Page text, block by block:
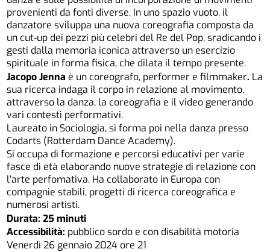
provenienti da fonti diverse. In uno spazio vuoto, il
danzatore sviluppa una nuova coreografia composta da
un cut-up dei pezzi più celebri del Re del Pop, sradicando i
gesti dalla memoria iconica attraverso un esercizio
spirituale in forma fisica, che dilata il tempo presente.
Jacopo Jenna è un coreografo, performer e filmmaker. La
sua ricerca indaga il corpo in relazione al movimento,
attraverso la danza, la coreografia e il video generando
vari contesti performativi.
Laureato in Sociologia, si forma poi nella danza presso
Codarts (Rotterdam Dance Academy).
Si occupa di formazione e percorsi educativi per varie
fasce di età elaborando nuove strategie di relazione con
l’arte perfomativa. Ha collaborato in Europa con
compagnie stabili, progetti di ricerca coreografica e
numerosi artisti.
Durata: 25 minuti
Accessibilità: pubblico sordo e con disabilità motoria
Venerdì 26 gennaio 2024 ore 21